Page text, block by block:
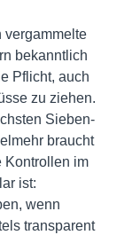
vergammelte
bekanntlich
Pflicht, auch
zu ziehen.
Sieben-
braucht
Kontrollen im
ist:
wenn
transparent